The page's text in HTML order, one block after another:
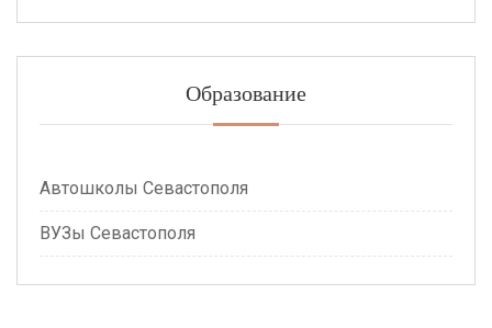
Образование
Автошколы Севастополя
ВУЗы Севастополя